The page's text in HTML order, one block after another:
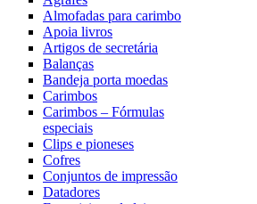
Almofadas para carimbo
Apoia livros
Artigos de secretária
Balanças
Bandeja porta moedas
Carimbos
Carimbos – Fórmulas
especiais
Clips e pioneses
Cofres
Conjuntos de impressão
Datadores